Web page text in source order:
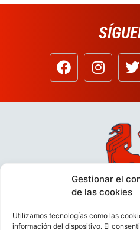
Gestionar el
de las cookies
Utilizamos tecnologías como las
información del dispositivo. El